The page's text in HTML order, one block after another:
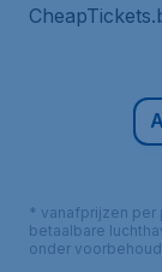
* vanafprijzen per
betaalbare
onder